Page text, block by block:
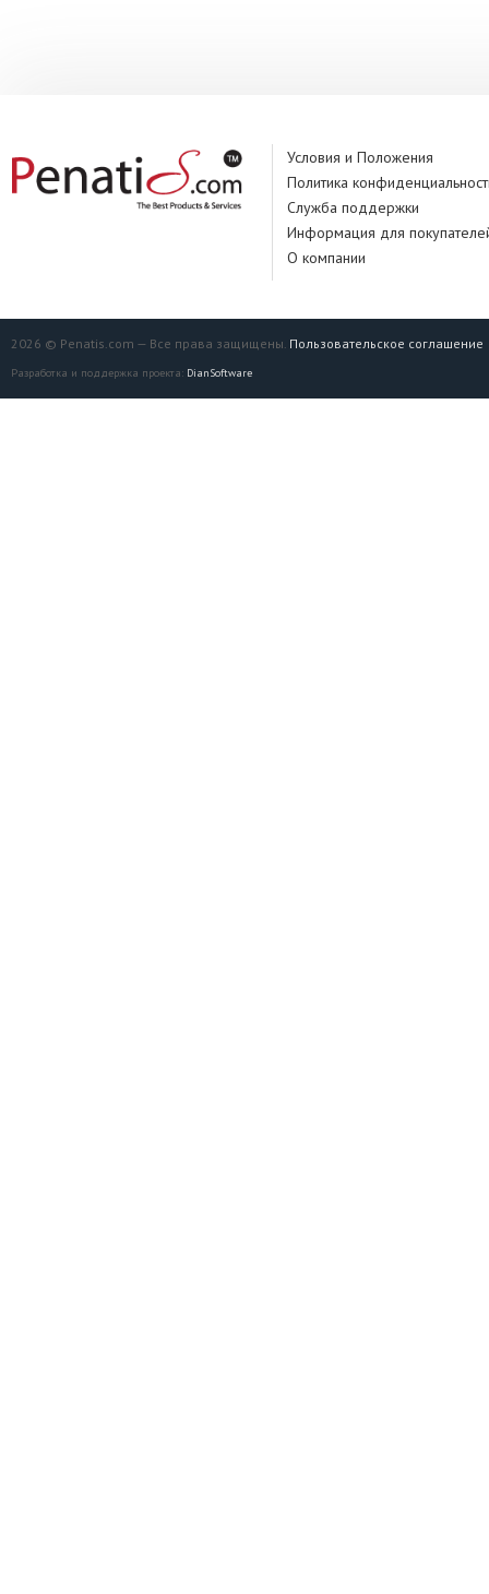
Условия и Положения
Политика
Служба поддержки
Информация для
О компании
2026 © Penatis.com — Все права защищены. Пользовательское соглашение
Разработка и поддержка проекта: DianSoftware